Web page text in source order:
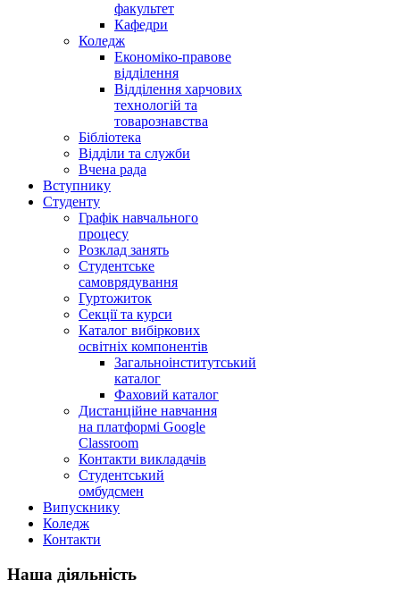
факультет
Кафедри
Коледж
Економіко-правове
відділення
Відділення харчових
технологій та
товарознавства
Бібліотека
Відділи та служби
Вчена рада
Вступнику
Студенту
Графік навчального
процесу
Розклад занять
Студентське
самоврядування
Гуртожиток
Секції та курси
Каталог вибіркових
освітніх компонентів
Загальноінститутський
каталог
Фаховий каталог
Дистанційне навчання
на платформі Google
Classroom
Контакти викладачів
Студентський
омбудсмен
Випускнику
Коледж
Контакти
Наша діяльність